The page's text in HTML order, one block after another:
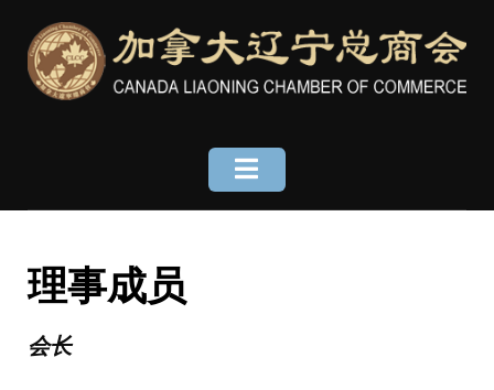
content
理事成员
会长